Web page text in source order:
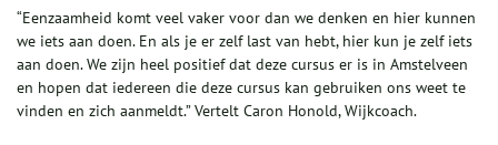
“Eenzaamheid komt veel vaker voor dan we denken en hier kunnen
we iets aan doen. En als je er zelf last van hebt, hier kun je zelf iets
aan doen. We zijn heel positief dat deze cursus er is in Amstelveen
en hopen dat iedereen die deze cursus kan gebruiken ons weet te
vinden en zich aanmeldt.” Vertelt Caron Honold, Wijkcoach.